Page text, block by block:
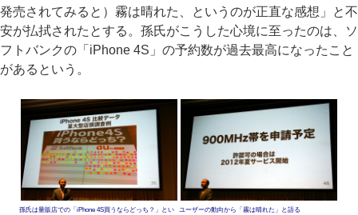
発売されてみると）霧は晴れた、というのが正直な感想」と不
安が払拭されたとする。孫氏がこうした心境に至ったのは、ソ
フトバンクの「iPhone 4S」の予約数が過去最高になったこと
があるという。
孫氏は量販店での「iPhone 4S買うならどっち？」とい
ユーザーの動向から「霧は晴れた」と語る